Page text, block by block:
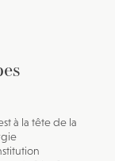
à la tête de la